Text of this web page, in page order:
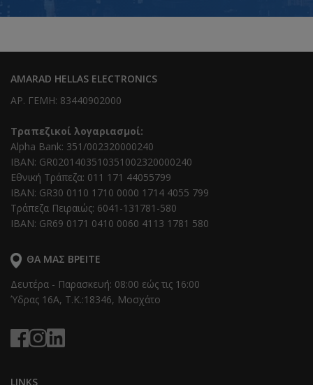
AMARAD HELLAS ELECTRONICS
ΑΡ. ΓΕΜΗ: 83440902000
Τραπεζικοί λογαριασμοί:
Alpha Bank: 351/002320000240
IBAN: GR0201403510351002320000240
Εθνική Τράπεζα: 011 171 44055799
IBAN: GR30 0110 1710 0000 1714 4055 799
Τράπεζα Πειραιώς: 6041-131781-580
IBAN: GR69 0171 0410 0060 4113 1781 580
ΘΑ ΜΑΣ ΒΡΕΊΤΕ
Δευτέρα - Παρασκευή: 08:00 εώς τις 16:00
Ύδρας 16Α, T.K.:18346, Μοσχάτο
LINKS